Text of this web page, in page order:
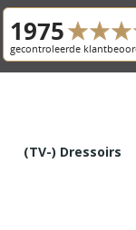
(TV-) Dressoirs